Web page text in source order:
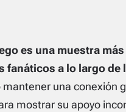
es una muestra
fanáticos a lo largo de
mantener una conexión
mostrar su apoyo